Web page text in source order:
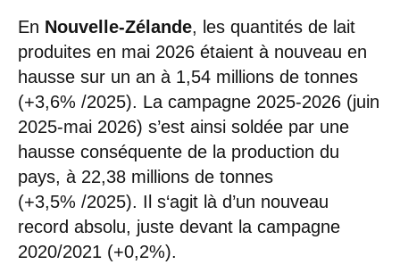
En Nouvelle-Zélande, les quantités de lait
produites en mai 2026 étaient à nouveau en
hausse sur un an à 1,54 millions de tonnes
(+3,6% /2025). La campagne 2025-2026 (juin
2025-mai 2026) s’est ainsi soldée par une
hausse conséquente de la production du
pays, à 22,38 millions de tonnes
(+3,5% /2025). Il s‘agit là d’un nouveau
record absolu, juste devant la campagne
2020/2021 (+0,2%).